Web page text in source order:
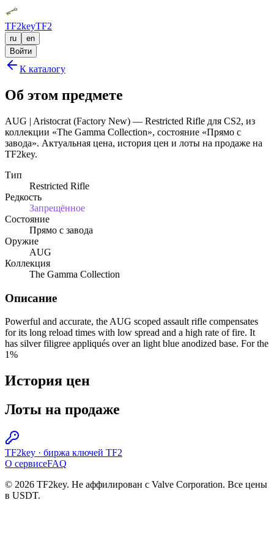
TF2keyTF2
ru
en
Войти
К каталогу
Об этом предмете
AUG | Aristocrat (Factory New) — Restricted Rifle для CS2, из
коллекции «The Gamma Collection», состояние «Прямо с
завода». Актуальная цена, история цен и лоты на продаже на
TF2key.
Тип
Restricted Rifle
Редкость
Запрещённое
Состояние
Прямо с завода
Оружие
AUG
Коллекция
The Gamma Collection
Описание
Powerful and accurate, the AUG scoped assault rifle compensates
for its long reload times with low spread and a high rate of fire. It
has silver filigree appliqués over an light blue anodized base. For the
1%
История цен
Лоты на продаже
TF2key · биржа ключей TF2
О сервисеFAQ
© 2026 TF2key. Не аффилирован с Valve Corporation. Все цены
в USDT.